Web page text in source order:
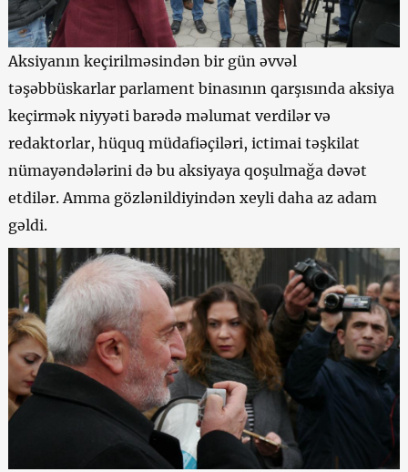
Aksiyanın keçirilməsindən bir gün əvvəl
təşəbbüskarlar parlament binasının qarşısında aksiya
keçirmək niyyəti barədə məlumat verdilər və
redaktorlar, hüquq müdafiəçiləri, ictimai təşkilat
nümayəndələrini də bu aksiyaya qoşulmağa dəvət
etdilər. Amma gözlənildiyindən xeyli daha az adam
gəldi.